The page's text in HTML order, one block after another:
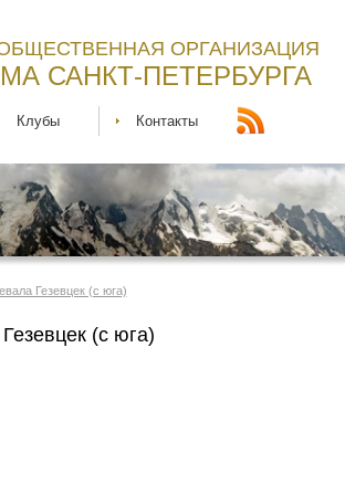
ОРГАНИЗАЦИЯ
САНКТ-ПЕТЕРБУРГА
Клубы Контакты
Гезевцек (c юга)
(c юга)